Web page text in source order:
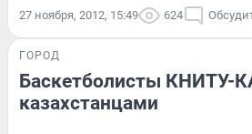
27 ноября, 2012, 15:49 624
ГОРОД
Баскетболисты КНИТУ-
казахстанцами